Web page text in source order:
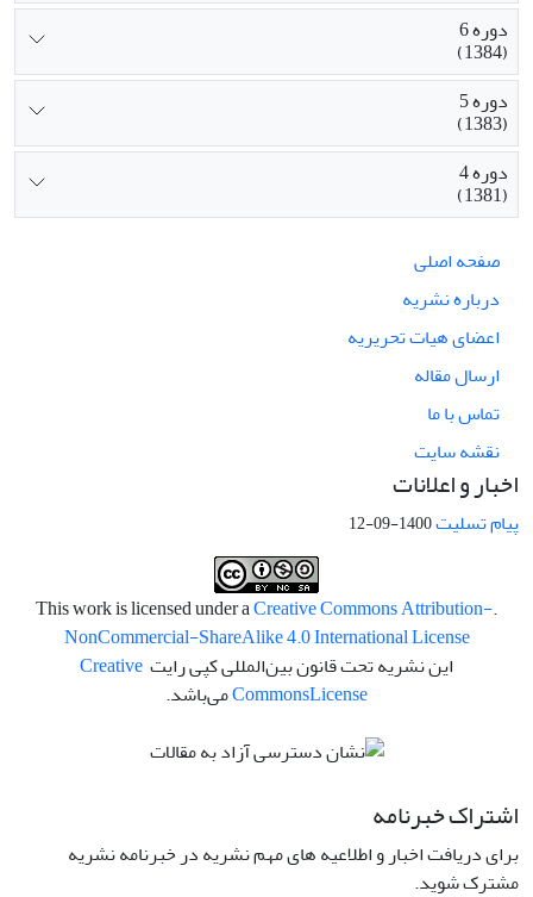
دوره 6
(1384)
دوره 5
(1383)
دوره 4
(1381)
صفحه اصلی
درباره نشریه
اعضای هیات تحریریه
ارسال مقاله
تماس با ما
نقشه سایت
اخبار و اعلانات
پیام تسلیت1400-09-12
.This work is licensed under a
Creative Commons Attribution-
NonCommercial-ShareAlike 4.0 International License
این نشریه تحت قانون بین‌المللی کپی رایت Creative
CommonsLicense می‌باشد.
اشتراک خبرنامه
برای دریافت اخبار و اطلاعیه های مهم نشریه در خبرنامه نشریه
مشترک شوید.